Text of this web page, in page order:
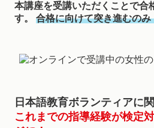
本講座を受講いただくことで合
す。
合格に向けて突き進むのみ
日本語教育ボランティアに
これまでの指導経験が検定